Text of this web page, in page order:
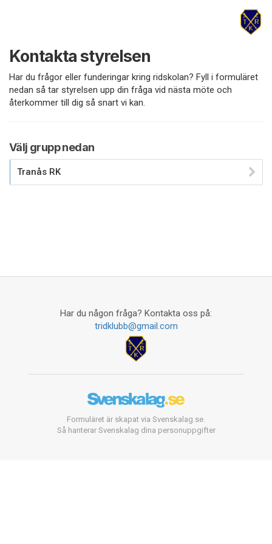
Kontakta styrelsen
Har du frågor eller funderingar kring ridskolan? Fyll i formuläret
nedan så tar styrelsen upp din fråga vid nästa möte och
återkommer till dig så snart vi kan.
Välj grupp nedan
Tranås RK
Har du någon fråga? Kontakta oss på:
tridklubb@gmail.com
Formuläret är skapat via Svenskalag.se.
Så hanterar Svenskalag dina personuppgifter